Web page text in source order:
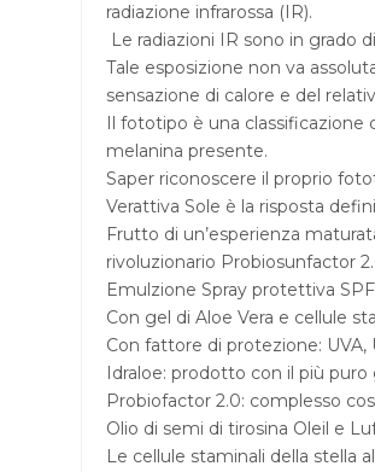
radiazione infrarossa (IR).
Le radiazioni IR sono in grado
Tale esposizione non va
sensazione di calore e del
Il fototipo è una classificazione
melanina presente.
Saper riconoscere il proprio
Verattiva Sole è la risposta
Frutto di un’esperienza
rivoluzionario Probiosunfactor
Emulzione Spray protettiva
Con gel di Aloe Vera e cellule
Con fattore di protezione: UVA,
Idraloe: prodotto con il più puro
Probiofactor 2.0: complesso
Olio di semi di tirosina Oleil e
Le cellule staminali della stella